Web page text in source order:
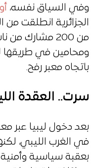
وفي السياق نفسه،
الجزائرية انطلقت من
من 200 مشارك
ومحامين في طريقها
باتجاه معبر رفح.
سرت.. العقدة
بعد دخول ليبيا عبر
في الغرب الليبي،
بعقبة سياسية